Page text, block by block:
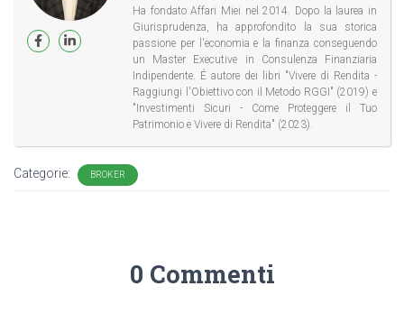
Ha fondato Affari Miei nel 2014. Dopo la laurea in
Giurisprudenza, ha approfondito la sua storica
passione per l'economia e la finanza conseguendo
un Master Executive in Consulenza Finanziaria
Indipendente. É autore dei libri "Vivere di Rendita -
Raggiungi l'Obiettivo con il Metodo RGGI" (2019) e
"Investimenti Sicuri - Come Proteggere il Tuo
Patrimonio e Vivere di Rendita" (2023).
Categorie: BROKER
0 Commenti